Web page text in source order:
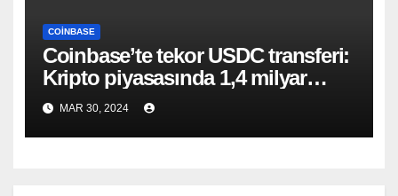
COINBASE
Coinbase’te tekor USDC transferi:
Kripto piyasasında 1,4 milyar
dolarlık hareketlilik!
MAR 30, 2024